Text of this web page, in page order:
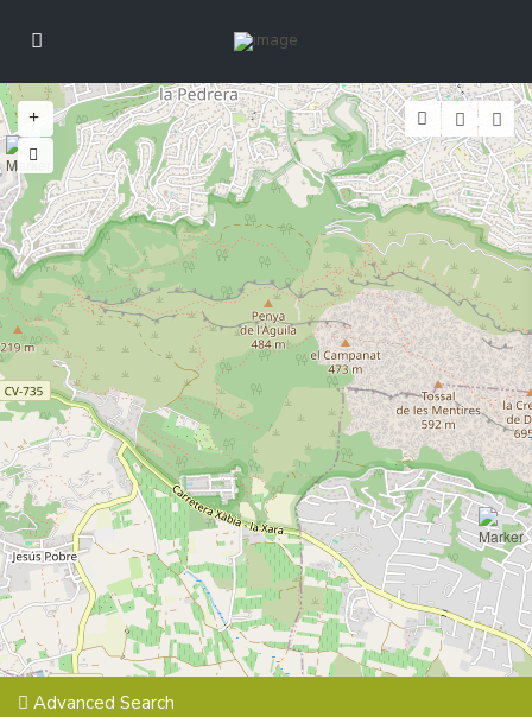
Advanced Search